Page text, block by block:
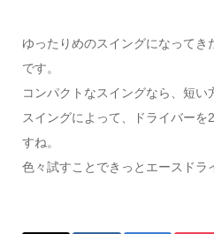
ゆったりめのスイングになってき
です。
コンパクトなスイングなら、短い
スイングによって、ドライバーを
すね。
色々試すことできっとエースドラ